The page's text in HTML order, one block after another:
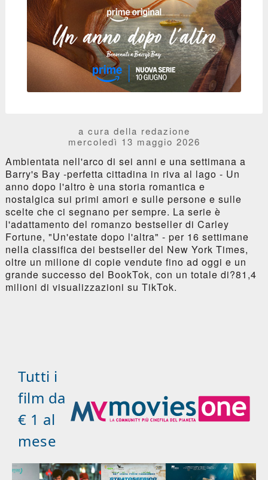
a cura della redazione
mercoledì 13 maggio 2026
Ambientata nell'arco di sei anni e una settimana a
Barry's Bay -perfetta cittadina in riva al lago - Un
anno dopo l'altro è una storia romantica e
nostalgica sui primi amori e sulle persone e sulle
scelte che ci segnano per sempre. La serie è
l'adattamento del romanzo bestseller di Carley
Fortune, "Un'estate dopo l'altra" - per 16 settimane
nella classifica dei bestseller del New York Times,
oltre un milione di copie vendute fino ad oggi e un
grande successo del BookTok, con un totale di?81,4
milioni di visualizzazioni su TikTok.
Tutti i
film da
€ 1 al
mese